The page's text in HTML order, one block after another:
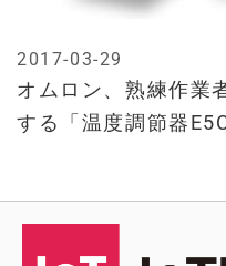
オムロン、熟練作業
する「温度調節器
2017-03-29